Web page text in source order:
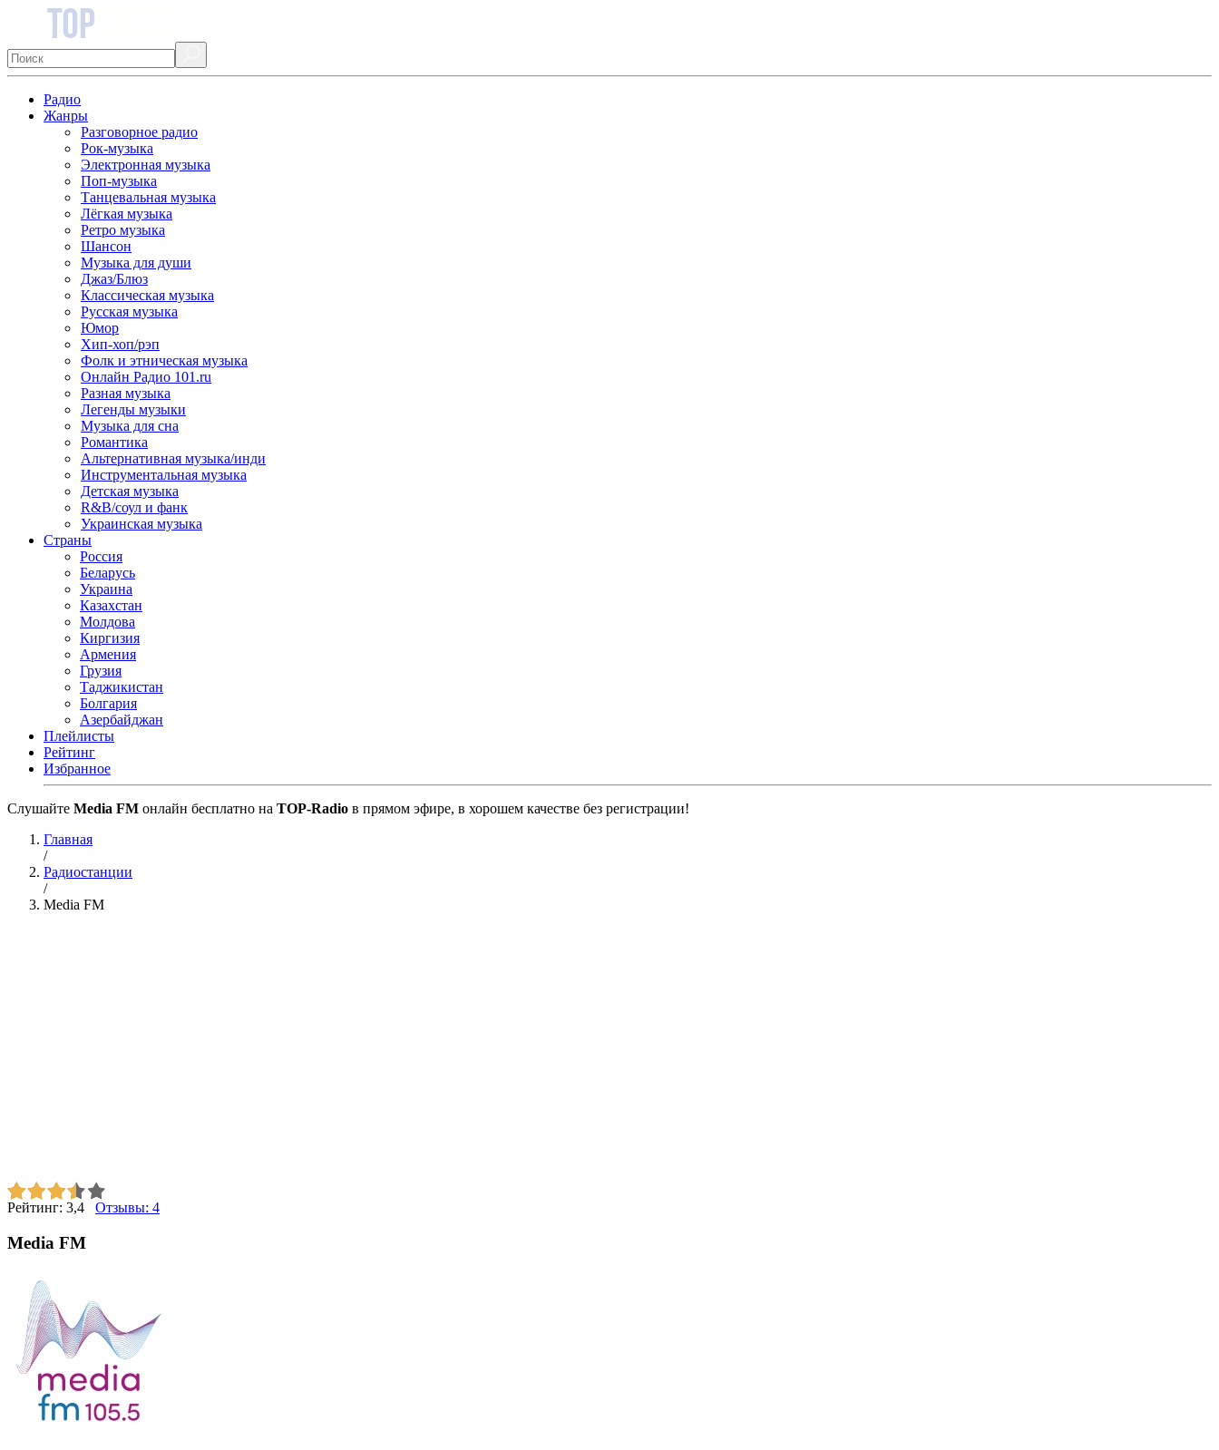
Радио
Жанры
Разговорное радио
Рок-музыка
Электронная музыка
Поп-музыка
Танцевальная музыка
Лёгкая музыка
Ретро музыка
Шансон
Музыка для души
Джаз/Блюз
Классическая музыка
Русская музыка
Юмор
Хип-хоп/рэп
Фолк и этническая музыка
Онлайн Радио 101.ru
Разная музыка
Легенды музыки
Музыка для сна
Романтика
Альтернативная музыка/инди
Инструментальная музыка
Детская музыка
R&B/cоул и фанк
Украинская музыка
Страны
Россия
Беларусь
Украина
Казахстан
Молдова
Киргизия
Армения
Грузия
Таджикистан
Болгария
Азербайджан
Плейлисты
Рейтинг
Избранное
Cлушайте Media FM онлайн бесплатно на TOP-Radio в прямом эфире, в хорошем качестве без регистрации!
Главная
/
Радиостанции
/
Media FM
Рейтинг: 3,4 Отзывы: 4
Media FM